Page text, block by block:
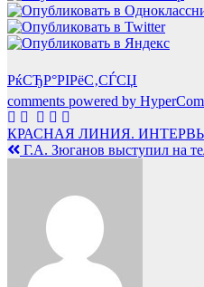
РќСЂР°РІРёС‚СЃСЏ
comments powered by
Навигация
по
КРАСНАЯ ЛИНИЯ.
Г.А. Зюганов выступил на